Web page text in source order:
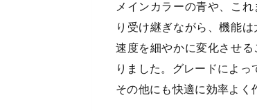
メインカラーの青や、こ
り受け継ぎながら、機能
速度を細やかに変化させ
りました。グレードによっ
その他にも快適に効率よく